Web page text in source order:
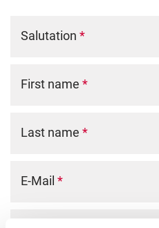
Salutation *
First name *
Last name *
E-Mail *